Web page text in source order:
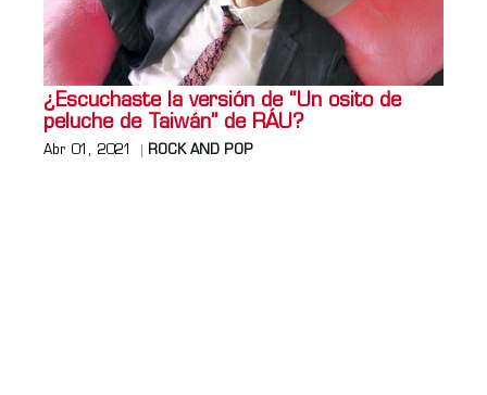
¿Escuchaste la versión de “Un osito de
peluche de Taiwán” de RÁU?
Abr 01, 2021 ROCK AND POP